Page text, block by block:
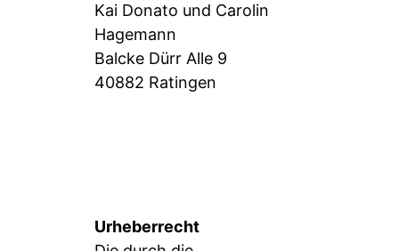
Kai Donato und Carolin
Hagemann
Balcke Dürr Alle 9
40882 Ratingen
Urheberrecht